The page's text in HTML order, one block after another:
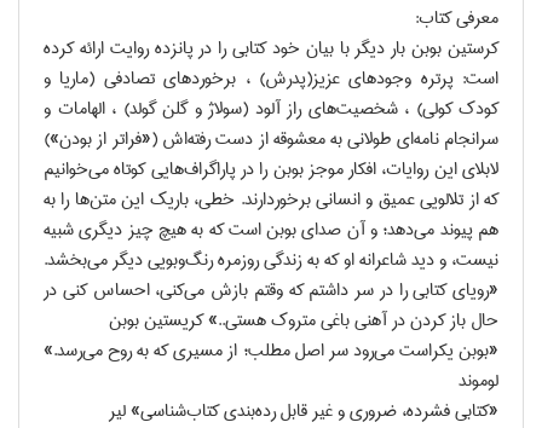
معرفي كتاب:
کرستين بوبن بار ديگر با بيان خود کتابي را در پانزده روايت ارائه کرده
است: پرتره وجودهاي عزيز(پدرش) ، برخوردهاي تصادفي (ماريا و
کودک کولي) ، شخصيت‌هاي راز آلود (سولاژ و گلن گولد) ، الهامات و
سرانجام نامه‌اي طولاني به معشوقه از دست رفته‌اش («فراتر از بودن»)
لابلاي اين روايات، افکار موجز بوبن را در پاراگراف‌هايي کوتاه مي‌خوانيم
که از تلالويي عميق و انساني برخوردارند. خطي، باريک اين متن‌ها را به
هم پيوند مي‌دهد؛ و آن صداي بوبن است که به هيچ چيز ديگري شبيه
نيست، و ديد شاعرانه او که به زندگي روزمره رنگ‌وبويي ديگر مي‌بخشد.
«روياي کتابي را در سر داشتم که وقتم بازش مي‌کني، احساس کني در
حال باز کردن در آهني باغي متروک هستي..» کريستين بوبن
«بوبن يکراست مي‌رود سر اصل مطلب؛ از مسيري که به روح مي‌رسد.»
لوموند
«کتابي فشرده، ضروري و غير قابل رده‌بندي کتاب‌شناسي» لير